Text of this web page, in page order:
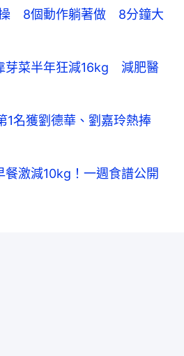
操 8個動作躺著做 8分鐘大
芽菜半年狂減16kg 減肥醫
名獲劉德華、劉嘉玲熱捧
餐激減10kg！一週食譜公開